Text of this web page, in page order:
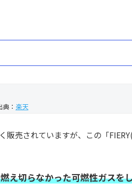
典： 楽天
売されていますが、この「
え切らなかった可燃性ガスを